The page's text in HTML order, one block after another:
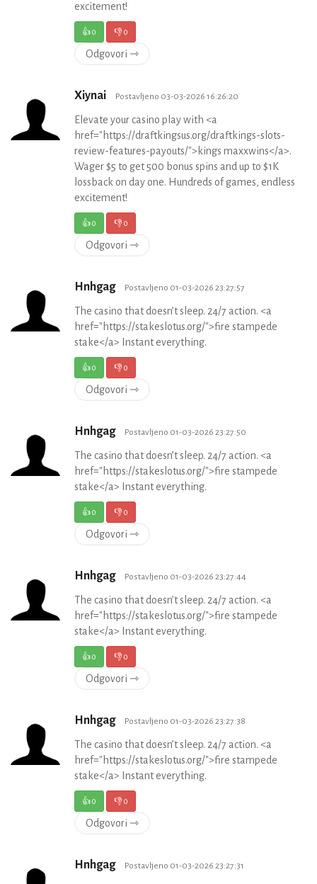
excitement!
👍0 👎0
Odgovori ⇾
Xiynai Postavljeno 03-03-2026 16:26:20
Elevate your casino play with <a
href="https://draftkingsus.org/draftkings-slots-
review-features-payouts/">kings maxxwins</a>.
Wager $5 to get 500 bonus spins and up to $1K
lossback on day one. Hundreds of games, endless
excitement!
👍0 👎0
Odgovori ⇾
Hnhgag Postavljeno 01-03-2026 23:27:57
The casino that doesn’t sleep. 24/7 action. <a
href="https://stakeslotus.org/">fire stampede
stake</a> Instant everything.
👍0 👎0
Odgovori ⇾
Hnhgag Postavljeno 01-03-2026 23:27:50
The casino that doesn’t sleep. 24/7 action. <a
href="https://stakeslotus.org/">fire stampede
stake</a> Instant everything.
👍0 👎0
Odgovori ⇾
Hnhgag Postavljeno 01-03-2026 23:27:44
The casino that doesn’t sleep. 24/7 action. <a
href="https://stakeslotus.org/">fire stampede
stake</a> Instant everything.
👍0 👎0
Odgovori ⇾
Hnhgag Postavljeno 01-03-2026 23:27:38
The casino that doesn’t sleep. 24/7 action. <a
href="https://stakeslotus.org/">fire stampede
stake</a> Instant everything.
👍0 👎0
Odgovori ⇾
Hnhgag Postavljeno 01-03-2026 23:27:31